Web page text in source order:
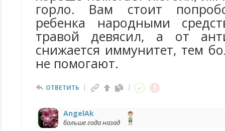
горло. Вам стоит
ребенка народными
травой девясил, а от
снижается иммунитет, тем
не помогают.
ОТВЕТИТЬ
AngelAk
больше года назад